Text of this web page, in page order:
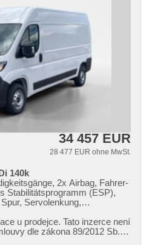
34 457 EUR
28 477 EUR ohne MwSt.
140k
2x Airbag, Fahrer-
Stabilitätsprogramm (ESP),
Servolenkung,
zadní,
free, Bluetooth, El.
u prodejce. Tato inzerce není
dle zákona 89/2012 Sb.